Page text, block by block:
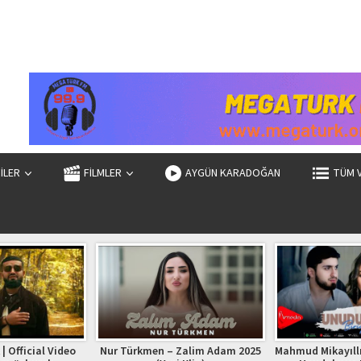
FİLMLER AYGÜN KARADOĞAN TÜM
Official Video
Nur Türkmen – Zalim Adam 2025
Mahmud